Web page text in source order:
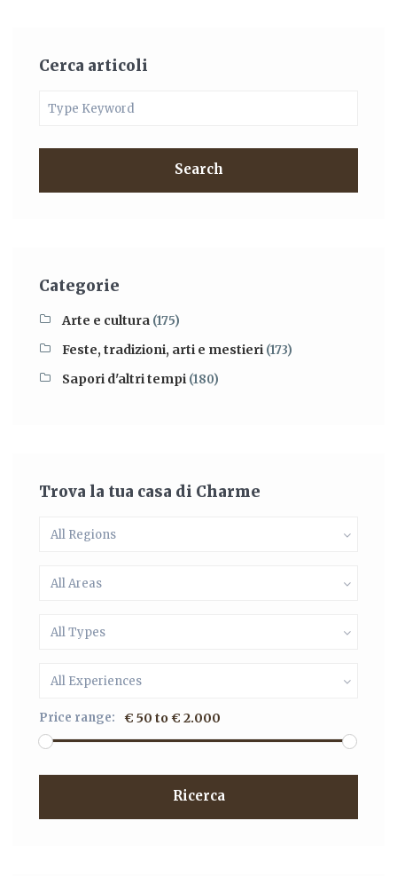
Cerca articoli
Search
Categorie
Arte e cultura (175)
Feste, tradizioni, arti e mestieri (173)
Sapori d'altri tempi (180)
Trova la tua casa di Charme
All Regions
All Areas
All Types
All Experiences
Price range: € 50 to € 2.000
Ricerca